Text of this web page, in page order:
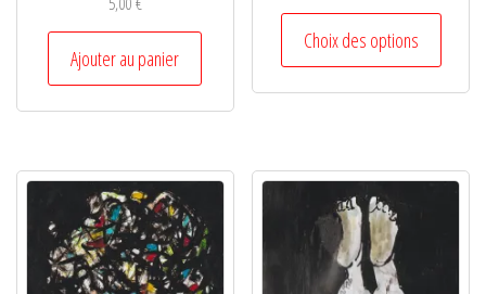
Ajouter au panier
Choix des options